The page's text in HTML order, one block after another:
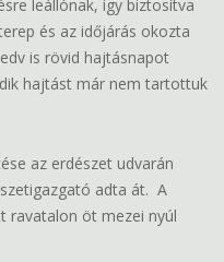
leállónak, így biztosítva
és az időjárás okozta
is rövid hajtásnapot
hajtást már nem tartottuk
az erdészet udvarán
adta át. A
ravatalon öt mezei nyúl